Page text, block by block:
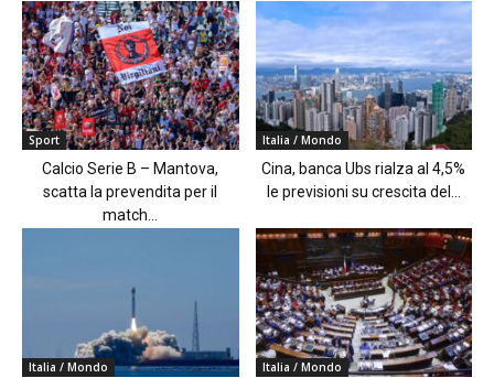
Sport
Calcio Serie B – Mantova,
scatta la prevendita per il
match...
Italia / Mondo
Cina, banca Ubs rialza al 4,5%
le previsioni su crescita del...
Italia / Mondo Italia / Mondo